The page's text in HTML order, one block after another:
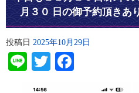
月３０ 日の御予約頂きあ
投稿日 2025年10月29日
LineTwitter